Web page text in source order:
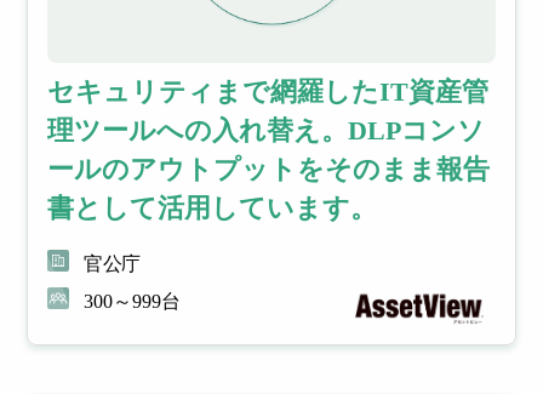
セキュリティまで網羅したIT資産管
理ツールへの入れ替え。DLPコンソ
ールのアウトプットをそのまま報告
書として活用しています。
官公庁
300～999台